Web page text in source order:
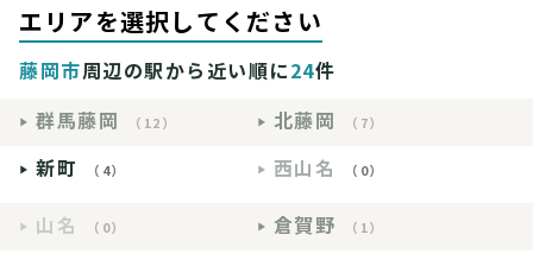
エリアを選択してください
藤岡市周辺の駅から近い順に24件
群馬藤岡
（12） 北藤岡 （7）
新町 （4） 西山名 （0）
山名 （0） 倉賀野 （1）